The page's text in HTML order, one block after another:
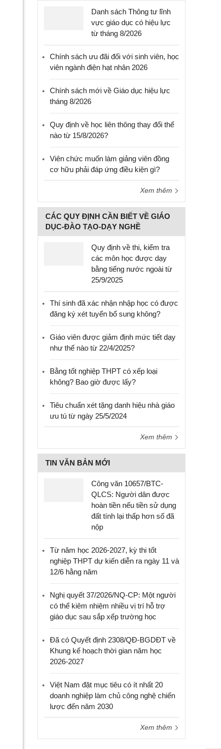
Danh sách Thông tư lĩnh
vực giáo dục có hiệu lực
từ tháng 8/2026
Chính sách ưu đãi đối với sinh viên, học
viên ngành điện hạt nhân 2026
Chính sách mới về Giáo dục hiệu lực
tháng 8/2026
Quy định về học liên thông thay đổi thế
nào từ 15/8/2026?
Viên chức muốn làm giảng viên đồng
cơ hữu phải đáp ứng điều kiện gì?
Xem thêm
CÁC QUY ĐỊNH CẦN BIẾT VỀ GIÁO
DỤC-ĐÀO TẠO-DẠY NGHỀ
Quy định về thi, kiểm tra
các môn học được dạy
bằng tiếng nước ngoài từ
25/9/2025
Thí sinh đã xác nhận nhập học có được
đăng ký xét tuyển bổ sung không?
Giáo viên được giảm định mức tiết dạy
như thế nào từ 22/4/2025?
Bằng tốt nghiệp THPT có xếp loại
không? Bao giờ được lấy?
Tiêu chuẩn xét tặng danh hiệu nhà giáo
ưu tú từ ngày 25/5/2024
Xem thêm
TIN VĂN BẢN MỚI
Công văn 10657/BTC-
QLCS: Người dân được
hoàn tiền nếu tiền sử dụng
đất tính lại thấp hơn số đã
nộp
Từ năm học 2026-2027, kỳ thi tốt
nghiệp THPT dự kiến diễn ra ngày 11 và
12/6 hằng năm
Nghị quyết 37/2026/NQ-CP: Một người
có thể kiêm nhiệm nhiều vị trí hỗ trợ
giáo dục sau sắp xếp trường học
Đã có Quyết định 2308/QĐ-BGDĐT về
Khung kế hoạch thời gian năm học
2026-2027
Việt Nam đặt mục tiêu có ít nhất 20
doanh nghiệp làm chủ công nghệ chiến
lược đến năm 2030
Xem thêm